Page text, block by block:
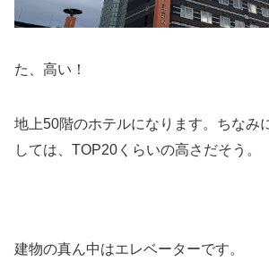
た、高い！
地上50階のホテルになります。ちなみ
しては、TOP20くらいの高さだそう。
建物の真ん中はエレベーターです。